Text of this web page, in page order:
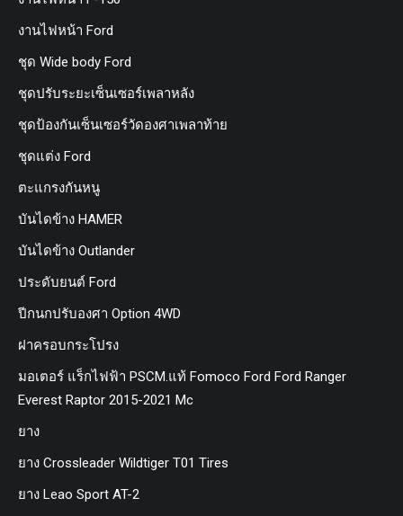
งานไฟหน้า Ford
ชุด Wide body Ford
ชุดปรับระยะเซ็นเซอร์เพลาหลัง
ชุดป้องกันเซ็นเซอร์วัดองศาเพลาท้าย
ชุดแต่ง Ford
ตะแกรงกันหนู
บันไดข้าง HAMER
บันไดข้าง Outlander
ประดับยนต์ Ford
ปีกนกปรับองศา Option 4WD
ฝาครอบกระโปรง
มอเตอร์ แร็กไฟฟ้า PSCM.แท้ Fomoco Ford Ford Ranger
Everest Raptor 2015-2021 Mc
ยาง
ยาง Crossleader Wildtiger T01 Tires
ยาง Leao Sport AT-2